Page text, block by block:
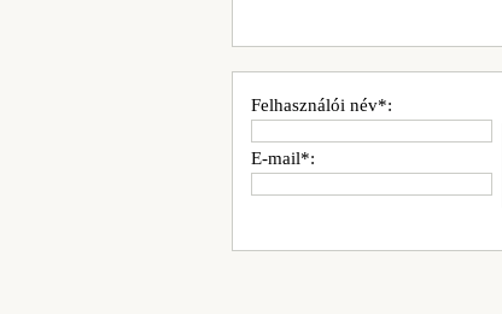
Felhasználói név*:
E-mail*: